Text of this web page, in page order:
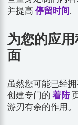
并提高 停留时间.
为您的应
面
虽然您可能已经
创建专门的 着陆
游刃有余的作用。